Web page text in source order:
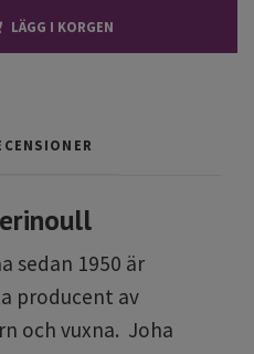
LÄGG I KORGEN
sedan 1950 är
producent av
och vuxna. Joha